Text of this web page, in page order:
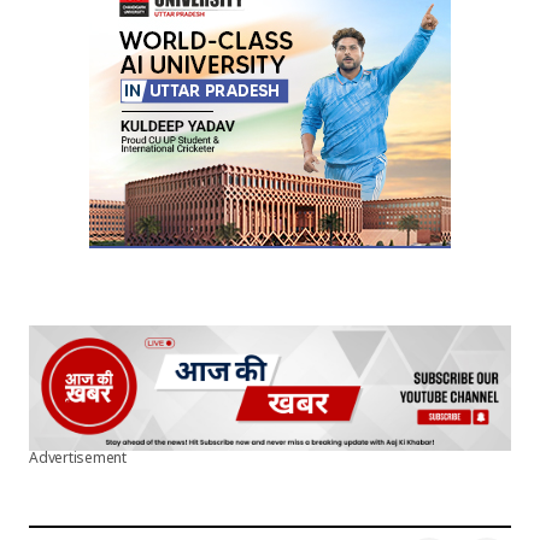
Your E-mail*
Submit Comment
Advertisement